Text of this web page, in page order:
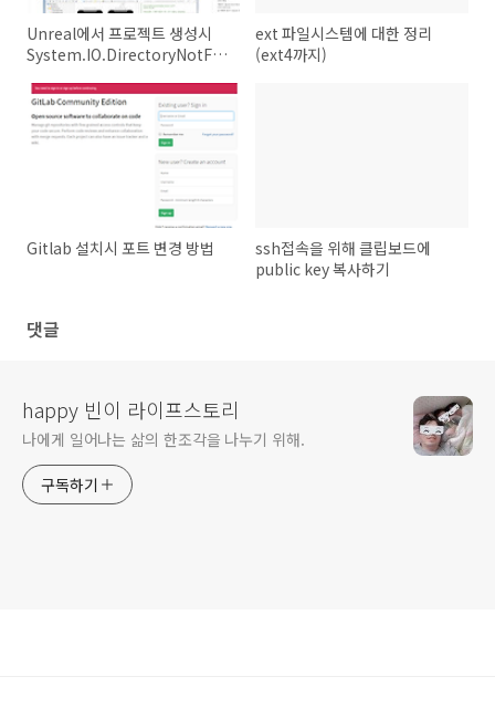
Unreal에서 프로젝트 생성시
System.IO.DirectoryNotFoundException
ext 파일시스템에 대한 정리
(ext4까지)
Gitlab 설치시 포트 변경 방법
ssh접속을 위해 클립보드에
public key 복사하기
댓글
happy 빈이 라이프스토리
나에게 일어나는 삶의 한조각을 나누기 위해.
구독하기